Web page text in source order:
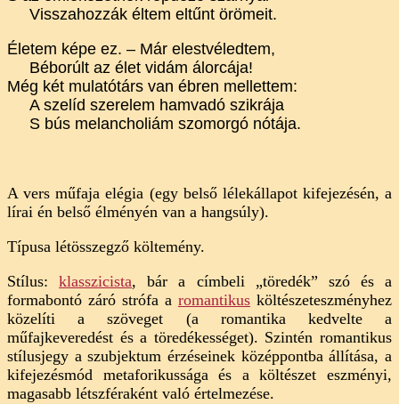
Visszahozzák éltem eltűnt örömeit.
Életem képe ez. – Már elestvéledtem,
Béborúlt az élet vidám álorcája!
Még két mulatótárs van ébren mellettem:
A szelíd szerelem hamvadó szikrája
S bús melancholiám szomorgó nótája.
A vers műfaja elégia (egy belső lélekállapot kifejezésén, a
lírai én belső élményén van a hangsúly).
Típusa létösszegző költemény.
Stílus:klasszicista, bár a címbeli „töredék” szó és a
formabontó záró strófa a romantikus költészeteszményhez
közelíti a szöveget (a romantika kedvelte a
műfajkeveredést és a töredékességet). Szintén romantikus
stílusjegy a szubjektum érzéseinek középpontba állítása, a
kifejezésmód metaforikussága és a költészet eszményi,
magasabb létszféraként való értelmezése.